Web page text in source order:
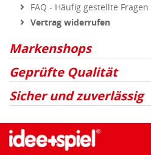
FAQ - Häufig gestellte Fragen
Vertrag widerrufen
Markenshops
Geprüfte Qualität
Sicher und zuverlässig